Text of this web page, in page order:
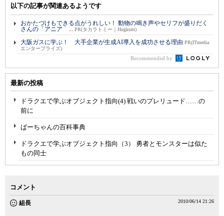
以下の記事が関連あるようです
おかたづけもできる点がうれしい！ 動物の鳴き声やセリフが盛りだく
さんの「アニア ... PR(タカラトミー｜Hugkum)
大阪ガスに学ぶ！ 大手企業が生成AI導入を成功させる理由 PR(ITmedia
エンタープライズ)
Recommended by
最新の投稿
ドラクエで学ぶオブジェクト指向(4) 戦いのプレリュード……の
前に
ばーちゃんの百科事典
ドラクエで学ぶオブジェクト指向（3） 勇者とモンスターは似た
もの同士
コメント
組長 2010/06/14 21:26